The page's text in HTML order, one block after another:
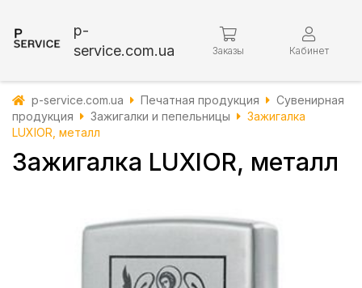
p-
service.com.ua
Заказы Кабинет
p-service.com.ua Печатная продукция
Сувенирная
продукция
Зажигалки и пепельницы
Зажигалка
LUXIOR, металл
Зажигалка LUXIOR, металл